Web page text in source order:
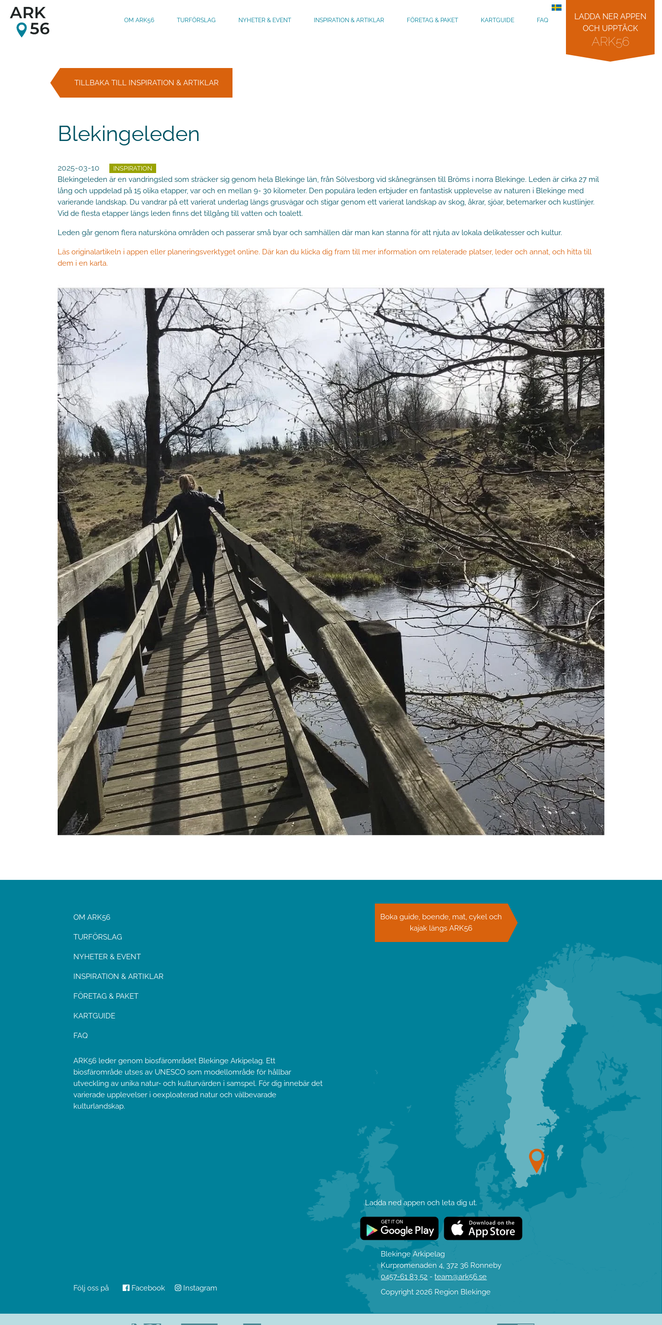
Gå till huvudinnehåll
LADDA NER APPEN
OCH UPPTÄCK
ARK56
OM ARK56 TURFÖRSLAG NYHETER & EVENT INSPIRATION & ARTIKLAR FÖRETAG & PAKET KARTGUIDE FAQ
TILLBAKA TILL INSPIRATION & ARTIKLAR
Blekingeleden
2025-03-10 INSPIRATION
Blekingeleden är en vandringsled som sträcker sig genom hela Blekinge län, från Sölvesborg vid skånegränsen till Bröms i norra Blekinge. Leden är cirka 27 mil
lång och uppdelad på 15 olika etapper, var och en mellan 9- 30 kilometer. Den populära leden erbjuder en fantastisk upplevelse av naturen i Blekinge med
varierande landskap. Du vandrar på ett varierat underlag längs grusvägar och stigar genom ett varierat landskap av skog, åkrar, sjöar, betemarker och kustlinjer.
Vid de flesta etapper längs leden finns det tillgång till vatten och toalett.
Leden går genom flera natursköna områden och passerar små byar och samhällen där man kan stanna för att njuta av lokala delikatesser och kultur.
Läs originalartikeln i appen eller planeringsverktyget online. Där kan du klicka dig fram till mer information om relaterade platser, leder och annat, och hitta till
dem i en karta.
OM ARK56
TURFÖRSLAG
NYHETER & EVENT
INSPIRATION & ARTIKLAR
FÖRETAG & PAKET
KARTGUIDE
FAQ
ARK56 leder genom biosfärområdet Blekinge Arkipelag. Ett
biosfärområde utses av UNESCO som modellområde för hållbar
utveckling av unika natur- och kulturvärden i samspel. För dig innebär det
varierade upplevelser i oexploaterad natur och välbevarade
kulturlandskap.
Följ oss på Facebook Instagram
Boka guide, boende, mat, cykel och
kajak längs ARK56
Ladda ned appen och leta dig ut.
Blekinge Arkipelag
Kurpromenaden 4, 372 36 Ronneby
0457-61 83 52 -team@ark56.se
Copyright 2026 Region Blekinge